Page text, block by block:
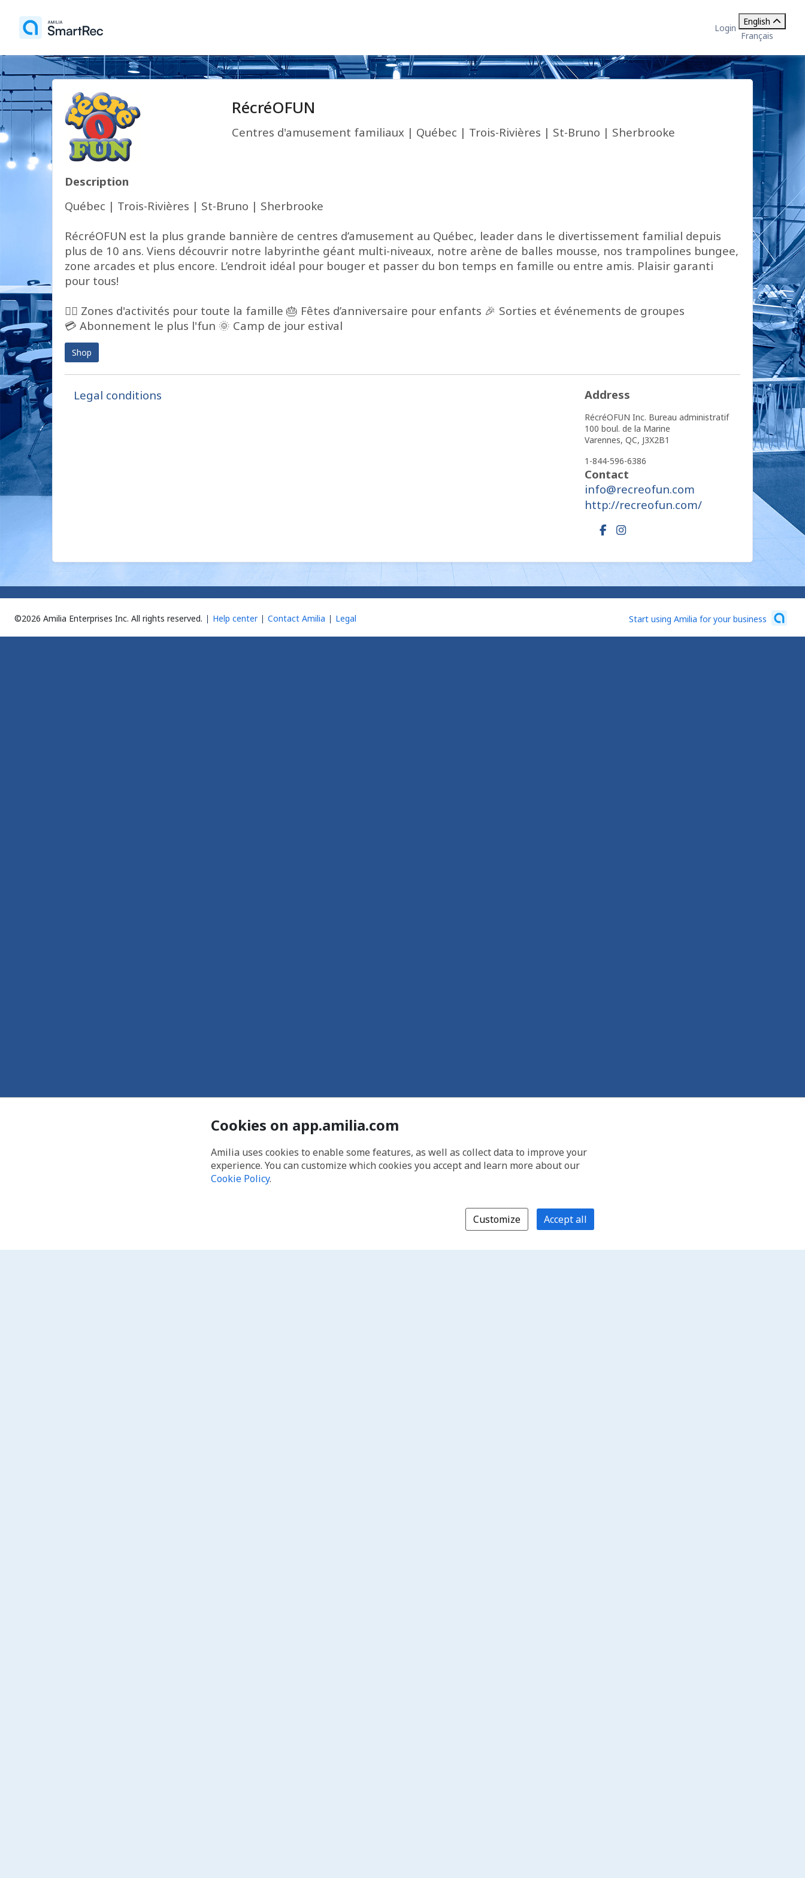
Login
English
Français
RécréOFUN
Centres d'amusement familiaux | Québec | Trois-Rivières | St-Bruno | Sherbrooke
Description
Québec | Trois-Rivières | St-Bruno | Sherbrooke
RécréOFUN est la plus grande bannière de centres d’amusement au Québec, leader dans le divertissement familial depuis
plus de 10 ans. Viens découvrir notre labyrinthe géant multi-niveaux, notre arène de balles mousse, nos trampolines bungee,
zone arcades et plus encore. L’endroit idéal pour bouger et passer du bon temps en famille ou entre amis. Plaisir garanti
pour tous!
🤸‍♂ Zones d'activités pour toute la famille 🎂 Fêtes d’anniversaire pour enfants 🎉 Sorties et événements de groupes
💳 Abonnement le plus l'fun 🌞 Camp de jour estival
Shop
Legal conditions Address
RécréOFUN Inc. Bureau administratif
100 boul. de la Marine
Varennes, QC, J3X2B1
1-844-596-6386
Contact
info@recreofun.com
http://recreofun.com/
©2026 Amilia Enterprises Inc. All rights reserved. Help center Contact Amilia Legal Start using Amilia for your business
Cookies on app.amilia.com
Amilia uses cookies to enable some features, as well as collect data to improve your
experience. You can customize which cookies you accept and learn more about our
Cookie Policy.
Customize Accept all